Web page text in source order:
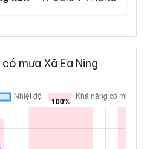
mưa Xã Ea Ning